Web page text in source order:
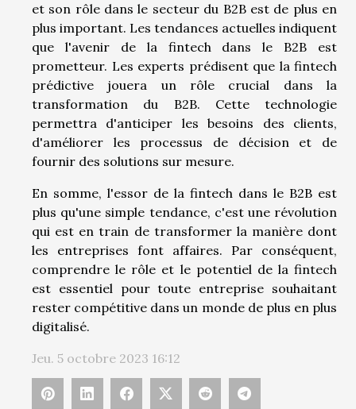
et son rôle dans le secteur du B2B est de plus en
plus important. Les tendances actuelles indiquent
que l'avenir de la fintech dans le B2B est
prometteur. Les experts prédisent que la fintech
prédictive jouera un rôle crucial dans la
transformation du B2B. Cette technologie
permettra d'anticiper les besoins des clients,
d'améliorer les processus de décision et de
fournir des solutions sur mesure.
En somme, l'essor de la fintech dans le B2B est
plus qu'une simple tendance, c'est une révolution
qui est en train de transformer la manière dont
les entreprises font affaires. Par conséquent,
comprendre le rôle et le potentiel de la fintech
est essentiel pour toute entreprise souhaitant
rester compétitive dans un monde de plus en plus
digitalisé.
Jeu. 5 octobre 2023 16:12